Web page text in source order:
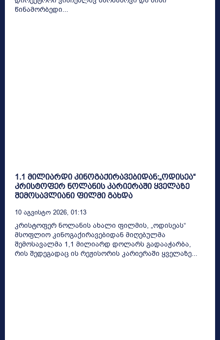
წინამორბედი...
1.1 მილიარდი კინოგაქირავებიდან:„ოდისეა“
კრისტოფერ ნოლანის კარიერაში ყველაზე
შემოსავლიანი ფილმი გახდა
10 Აგვისტო 2026, 01:13
კრისტოფერ ნოლანის ახალი ფილმის, „ოდისეას“
მსოფლიო კინოგაქირავებიდან მიღებულმა
შემოსავალმა 1,1 მილიარდ დოლარს გადააჭარბა,
რის შედეგადაც ის რეჟისორის კარიერაში ყველაზე...